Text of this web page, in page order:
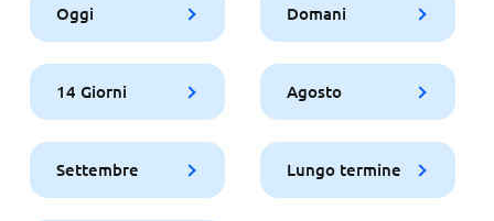
Oggi Domani
14 Giorni Agosto
Settembre Lungo termine